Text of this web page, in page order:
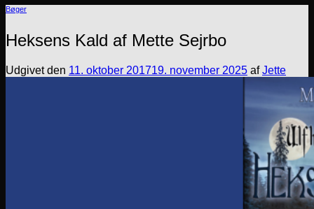
Bøger
Heksens Kald af Mette Sejrbo
Udgivet den 11. oktober 201719. november 2025 afJette